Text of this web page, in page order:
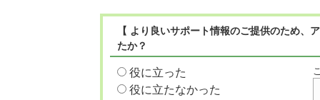
【 より良いサポート情報のご提供のため
たか？
役に立った
役に立たなかった